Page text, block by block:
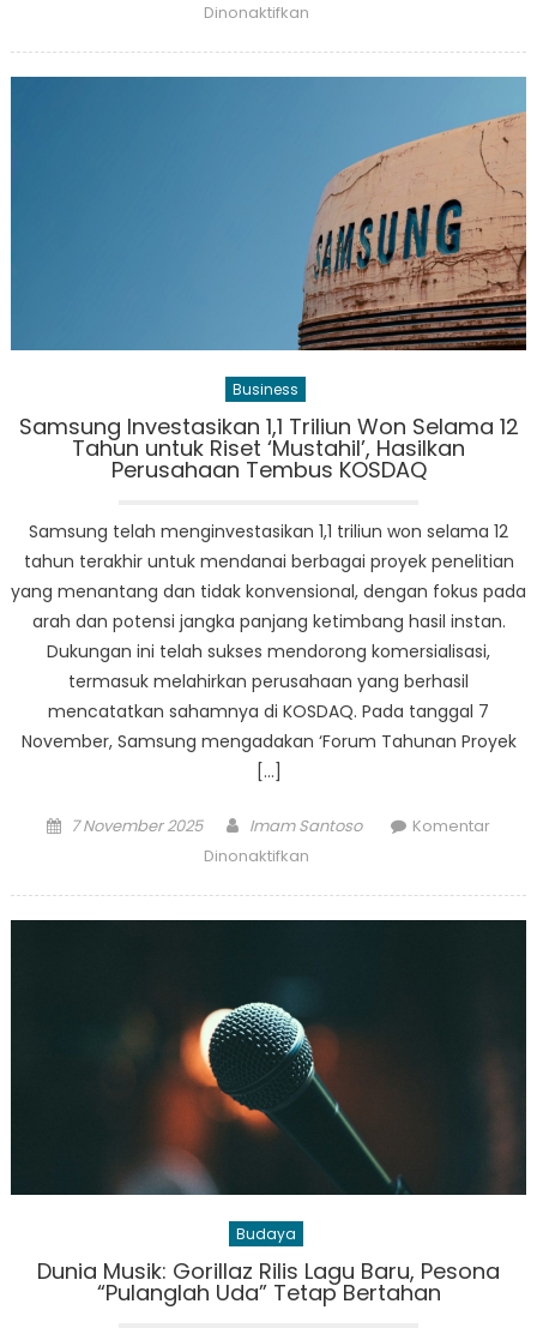
Dinonaktifkan
Sayuran
Hijau
Tradisional
India
Hingga
Kaserol
Sarapan
Business
Samsung Investasikan 1,1 Triliun Won Selama 12
Tahun untuk Riset ‘Mustahil’, Hasilkan
Perusahaan Tembus KOSDAQ
Samsung telah menginvestasikan 1,1 triliun won selama 12
tahun terakhir untuk mendanai berbagai proyek penelitian
yang menantang dan tidak konvensional, dengan fokus pada
arah dan potensi jangka panjang ketimbang hasil instan.
Dukungan ini telah sukses mendorong komersialisasi,
termasuk melahirkan perusahaan yang berhasil
mencatatkan sahamnya di KOSDAQ. Pada tanggal 7
November, Samsung mengadakan ‘Forum Tahunan Proyek
[…]
Posted
7 November 2025 Author
Imam Santoso
Komentar
Dinonaktifkan
Selama
12
Tahun
untuk
Riset
‘Mustahil’,
KOSDAQ
Budaya
Dunia Musik: Gorillaz Rilis Lagu Baru, Pesona
“Pulanglah Uda” Tetap Bertahan